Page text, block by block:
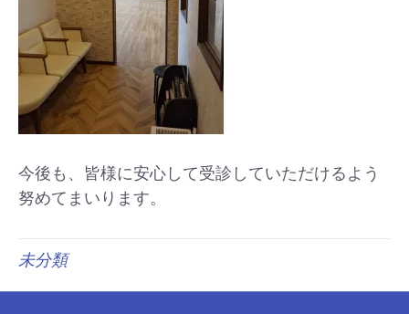
今後も、皆様に安心して受診していただけるよう
努めてまいります。
未分類